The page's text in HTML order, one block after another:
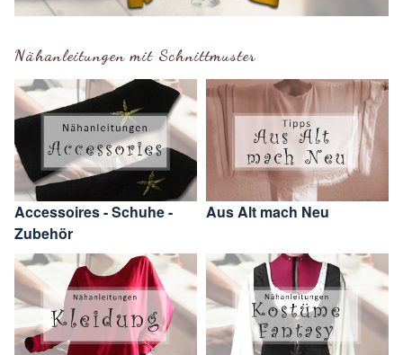
Nähanleitungen mit Schnittmuster
Accessoires - Schuhe -
Zubehör
Aus Alt mach Neu